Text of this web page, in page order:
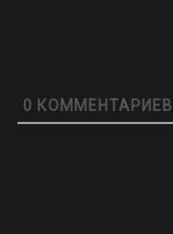
0 КОММЕНТАРИЕВ